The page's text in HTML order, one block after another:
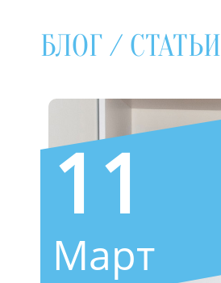
БЛОГ / СТАТЬИ
11
Март